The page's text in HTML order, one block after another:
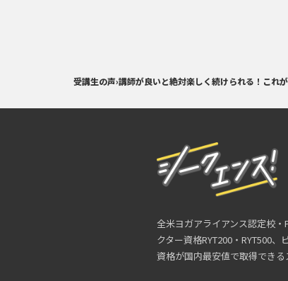
受講生の声›講師が良いと絶対楽しく続けられる！これ
全米ヨガアライアンス認定校
クター資格RYT200・RYT500
資格が国内最安値で取得できる